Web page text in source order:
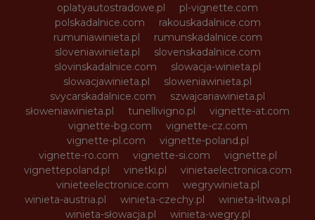
oplatyautostradowe.pl
pl-vignette.com
polskadalnice.com
rakouskadalnice.com
rumuniawinieta.pl
rumunskadalnice.com
sloveniawinieta.pl
slovenskadalnice.com
slovinskadalnice.com
slowacja-winieta.pl
slowacjawinieta.pl
sloweniawinieta.pl
svycarskadalnice.com
szwajcariawinieta.pl
słoweniawinieta.pl
tunellivigno.pl
vignette-at.com
vignette-bg.com
vignette-cz.com
vignette-pl.com
vignette-poland.pl
vignette-ro.com
vignette-si.com
vignette.pl
vignettepoland.pl
vinetki.pl
vinietaelectronica.com
vinieteelectronice.com
wegrywinieta.pl
winieta-austria.pl
winieta-czechy.pl
winieta-litwa.pl
winieta-słowacja.pl
winieta-wegry.pl